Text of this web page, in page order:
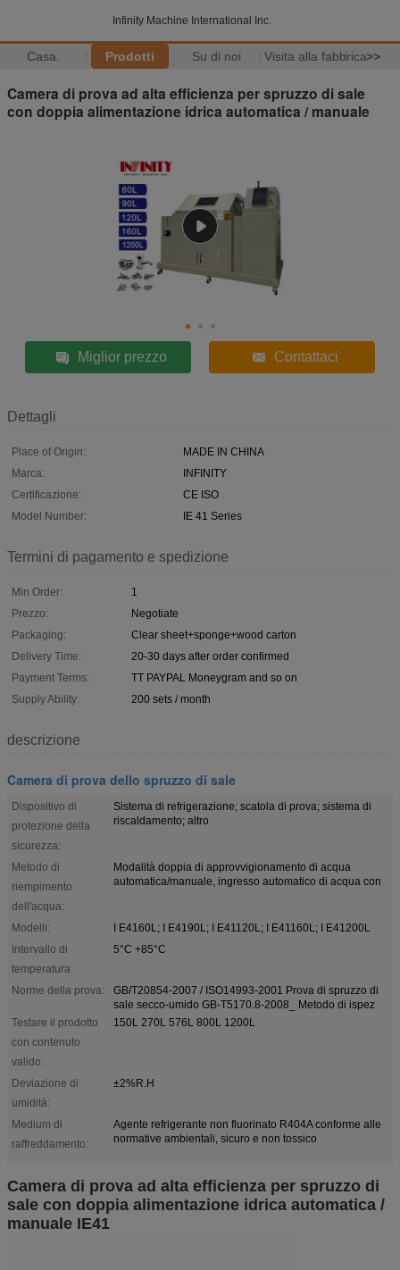
Infinity Machine International Inc.
Casa. Prodotti Su di noi Visita alla fabbrica>>
Camera di prova ad alta efficienza per spruzzo di sale
con doppia alimentazione idrica automatica / manuale
Miglior prezzo Contattaci
Dettagli
Place of Origin:
MADE IN CHINA
Marca:
INFINITY
Certificazione:
CE ISO
Model Number:
IE 41 Series
Termini di pagamento e spedizione
Min Order:
1
Prezzo:
Negotiate
Packaging:
Clear sheet+sponge+wood carton
Delivery Time:
20-30 days after order confirmed
Payment Terms:
TT PAYPAL Moneygram and so on
Supply Ability:
200 sets / month
descrizione
Camera di prova dello spruzzo di sale
Dispositivo di
protezione della
sicurezza:
Sistema di refrigerazione; scatola di prova; sistema di
riscaldamento; altro
Metodo di
riempimento
dell'acqua:
Modalità doppia di approvvigionamento di acqua
automatica/manuale, ingresso automatico di acqua con
Modelli:
I E4160L; I E4190L; I E41120L; I E41160L; I E41200L
Intervallo di
temperatura:
5°C +85°C
Norme della prova:
GB/T20854-2007 / ISO14993-2001 Prova di spruzzo di
sale secco-umido GB-T5170.8-2008_ Metodo di ispez
Testare il prodotto
con contenuto
valido:
150L 270L 576L 800L 1200L
Deviazione di
umidità:
±2%R.H
Medium di
raffreddamento:
Agente refrigerante non fluorinato R404A conforme alle
normative ambientali, sicuro e non tossico
Camera di prova ad alta efficienza per spruzzo di
sale con doppia alimentazione idrica automatica /
manuale IE41